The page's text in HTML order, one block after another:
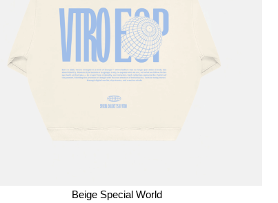
Beige Special World